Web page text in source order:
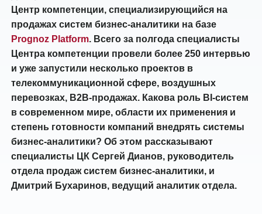
Центр компетенции, специализирующийся на
продажах систем бизнес-аналитики на базе
Prognoz Platform. Всего за полгода специалисты
Центра компетенции провели более 250 интервью
и уже запустили несколько проектов в
телекоммуникационной сфере, воздушных
перевозках, B2B-продажах. Какова роль BI-систем
в современном мире, области их применения и
степень готовности компаний внедрять системы
бизнес-аналитики? Об этом рассказывают
специалисты ЦК Сергей Дианов, руководитель
отдела продаж систем бизнес-аналитики, и
Дмитрий Бухаринов, ведущий аналитик отдела.